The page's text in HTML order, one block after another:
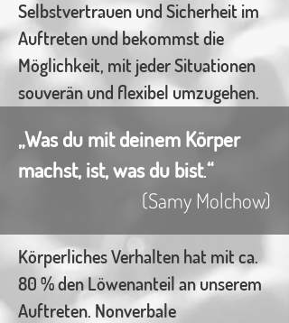
Selbstvertrauen und Sicherheit im
Auftreten und bekommst die
Möglichkeit, mit jeder Situationen
souverän und flexibel umzugehen.
„Was du mit deinem Körper
machst, ist, was du bist.“
(Samy Molchow)
Körperliches Verhalten hat mit ca.
80 % den Löwenanteil an unserem
Auftreten. Nonverbale